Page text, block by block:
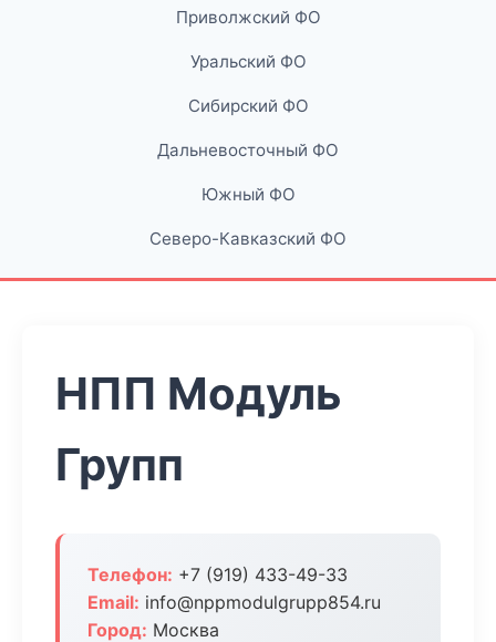
Приволжский ФО
Уральский ФО
Сибирский ФО
Дальневосточный ФО
Южный ФО
Северо-Кавказский ФО
НПП Модуль
Групп
Телефон: +7 (919) 433-49-33
Email: info@nppmodulgrupp854.ru
Город: Москва